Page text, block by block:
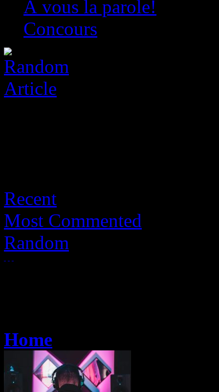
À vous la parole!
Concours
Recent
Most Commented
Random
Home